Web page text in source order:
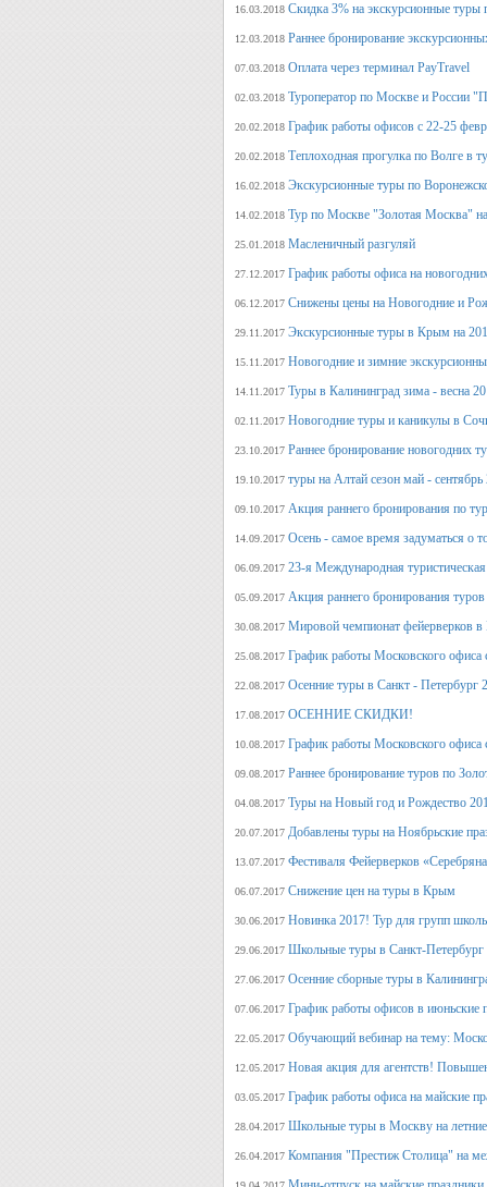
16.03.2018 Скидка 3% на экскурсионные
12.03.2018 Раннее бронирование
07.03.2018 Оплата через терминал PayTravel
02.03.2018 Туроператор по Москве и России
20.02.2018 График работы офисов с 22-25
20.02.2018 Теплоходная прогулка по Волге в
16.02.2018 Экскурсионные туры по
14.02.2018 Тур по Москве "Золотая Москва"
25.01.2018 Масленичный разгуляй
27.12.2017 График работы офиса на
06.12.2017 Снижены цены на Новогодние и
29.11.2017 Экскурсионные туры в Крым на
15.11.2017 Новогодние и зимние
14.11.2017 Туры в Калининград зима - весна
02.11.2017 Новогодние туры и каникулы в
23.10.2017 Раннее бронирование новогодних
19.10.2017 туры на Алтай сезон май - сентябрь
09.10.2017 Акция раннего бронирования по
14.09.2017 Осень - самое время задуматься о
06.09.2017 23-я Международная
05.09.2017 Акция раннего бронирования
30.08.2017 Мировой чемпионат фейерверков в
25.08.2017 График работы Московского офиса
22.08.2017 Осенние туры в Санкт - Петербург
17.08.2017 ОСЕННИЕ СКИДКИ!
10.08.2017 График работы Московского офиса
09.08.2017 Раннее бронирование туров по
04.08.2017 Туры на Новый год и Рождество
20.07.2017 Добавлены туры на Ноябрьские
13.07.2017 Фестиваля Фейерверков
06.07.2017 Снижение цен на туры в Крым
30.06.2017 Новинка 2017! Тур для групп
29.06.2017 Школьные туры в Санкт-Петербург
27.06.2017 Осенние сборные туры в
07.06.2017 График работы офисов в июньские
22.05.2017 Обучающий вебинар на тему:
12.05.2017 Новая акция для агентств!
03.05.2017 График работы офиса на майские
28.04.2017 Школьные туры в Москву на
26.04.2017 Компания "Престиж Столица" на